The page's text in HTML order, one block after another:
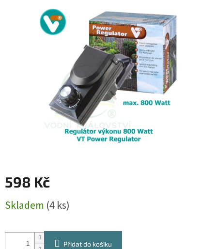
598 Kč
cena:
Skladem (4 ks)
Přidat do košíku